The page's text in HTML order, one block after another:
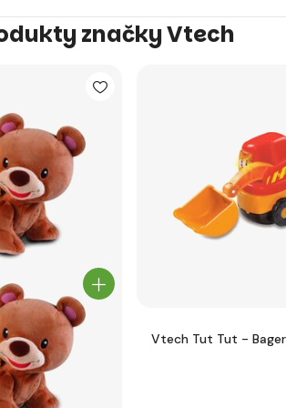
značky Vtech
Vtech Tut Tut - Bager